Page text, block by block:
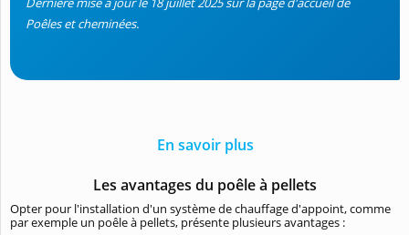
Poêles et cheminées.
En savoir plus
Les avantages du poêle à pellets
Opter pour l'installation d'un système de chauffage d'appoint, comme
par exemple un poêle à pellets, présente plusieurs avantages :